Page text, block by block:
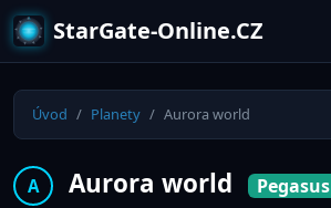
StarGate-Online.CZ
Úvod Planety Aurora world
A Aurora world Pegasus